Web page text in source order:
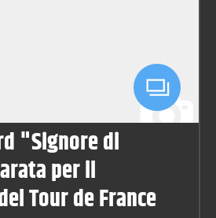
"Signore di
per il
Tour de France